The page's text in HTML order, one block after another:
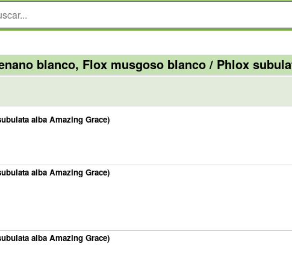
blanco, Flox musgoso blanco / Phlox
alba Amazing Grace)
alba Amazing Grace)
alba Amazing Grace)